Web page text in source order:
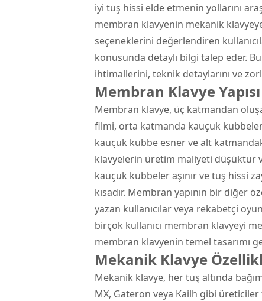
iyi tuş hissi elde etmenin yollarını
membran klavyenin mekanik
seçeneklerini değerlendiren
konusunda detaylı bilgi talep eder.
ihtimallerini, teknik detaylarını ve
Membran Klavye Yapısı
Membran klavye, üç katmandan
filmi, orta katmanda kauçuk kubbeler
kauçuk kubbe esner ve alt
klavyelerin üretim maliyeti düşüktür
kauçuk kubbeler aşınır ve tuş hissi
kısadır. Membran yapının bir diğer
yazan kullanıcılar veya rekabetçi
birçok kullanıcı membran klavyeyi
membran klavyenin temel tasarımı
Mekanik Klavye
Mekanik klavye, her tuş altında
MX, Gateron veya Kailh gibi